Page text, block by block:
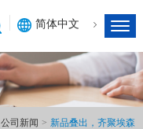
简体中文
公司新闻 > 新品叠出，齐聚埃森